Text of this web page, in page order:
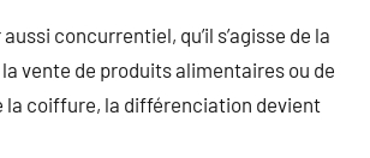
concurrentiel, qu’il s’agisse de la
vente de produits alimentaires ou de
la coiffure, la différenciation devient